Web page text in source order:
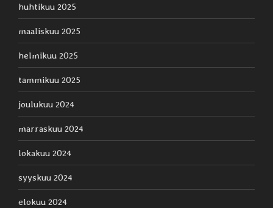
huhtikuu 2025
maaliskuu 2025
helmikuu 2025
tammikuu 2025
joulukuu 2024
marraskuu 2024
lokakuu 2024
syyskuu 2024
elokuu 2024